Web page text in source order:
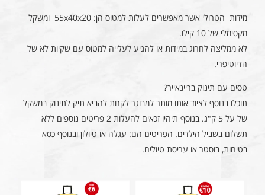
מידות הטרולי אשר מאפשרים לעלות למטוס הן: 55x40x20 ומשקל
מקסימלי של 10 קילו.
לא ממליצה לחרוג במידות או להגיע לעלייה למטוס עם שקיות לא של
הדיוטיפרי.
טסים עם תינוק בריינאייר?
תוכלו בנוסף לציוד אותו מותר למבוגר לקחת להביא תיק לתינוק במשקל
של על 5 ק"ג. בנוסף תיהיו זכאים להעלות 2 פריטים נוספים ללא
תשלום בשביל הילדים. הפריטים הם: עגלה או טיולון ובנוסף כסא
בטיחות, בוסטר או עריסת טיולים.